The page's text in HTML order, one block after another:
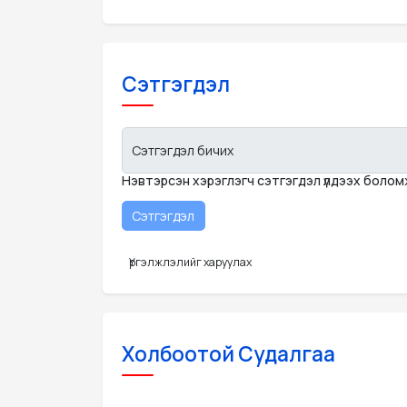
Сэтгэгдэл
Сэтгэгдэл бичих
Нэвтэрсэн хэрэглэгч сэтгэгдэл үлдээх
Үргэлжлэлийг харуулах
Холбоотой Судалгаа